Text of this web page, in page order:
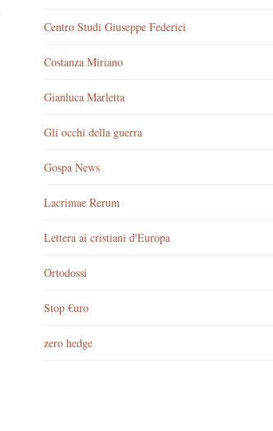
Centro Studi Giuseppe Federici
Costanza Miriano
Gianluca Marletta
Gli occhi della guerra
Gospa News
Lacrimae Rerum
Lettera ai cristiani d'Europa
Ortodossi
Stop €uro
zero hedge